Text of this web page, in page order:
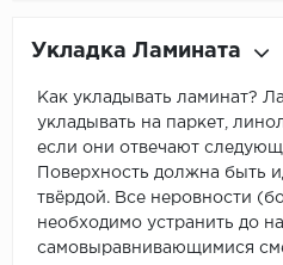
Укладка Ламината
Как укладывать ламинат?
укладывать на паркет,
если они отвечают
Поверхность должна быть
твёрдой. Все неровности
необходимо устранить до
самовыравнивающимися